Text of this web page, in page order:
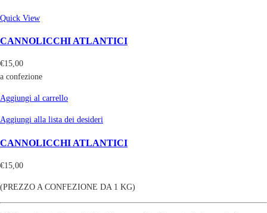
Quick View
CANNOLICCHI ATLANTICI
€15,00
a confezione
Aggiungi al carrello
Aggiungi alla lista dei desideri
CANNOLICCHI ATLANTICI
€15,00
(PREZZO A CONFEZIONE DA 1 KG)